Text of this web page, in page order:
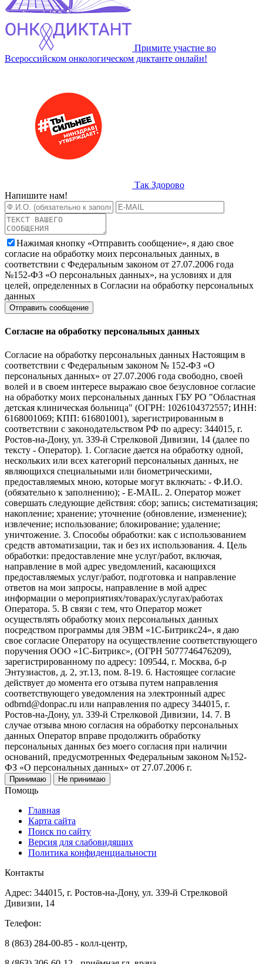
Примите участие во
Всероссийском онкологическом диктанте онлайн!
Так Здорово
Напишите нам!
Нажимая кнопку «Отправить сообщение», я даю свое
согласие на обработку моих персональных данных, в
соответствии с Федеральным законом от 27.07.2006 года
№152-ФЗ «О персональных данных», на условиях и для
целей, определенных в Согласии на обработку персональных
данных
Согласие на обработку персональных данных
Согласие на обработку персональных данных Настоящим в
соответствии с Федеральным законом № 152-ФЗ «О
персональных данных» от 27.07.2006 года свободно, своей
волей и в своем интересе выражаю свое безусловное согласие
на обработку моих персональных данных ГБУ РО "Областная
детская клиническая больница" (ОГРН: 1026104372557; ИНН:
6168001069; КПП: 616801001), зарегистрированным в
соответствии с законодательством РФ по адресу: 344015, г.
Ростов-на-Дону, ул. 339-й Стрелковой Дивизии, 14 (далее по
тексту - Оператор). 1. Согласие дается на обработку одной,
нескольких или всех категорий персональных данных, не
являющихся специальными или биометрическими,
предоставляемых мною, которые могут включать: - Ф.И.О.
(обязательно к заполнению); - E-MAIL. 2. Оператор может
совершать следующие действия: сбор; запись; систематизация;
накопление; хранение; уточнение (обновление, изменение);
извлечение; использование; блокирование; удаление;
уничтожение. 3. Способы обработки: как с использованием
средств автоматизации, так и без их использования. 4. Цель
обработки: предоставление мне услуг/работ, включая,
направление в мой адрес уведомлений, касающихся
предоставляемых услуг/работ, подготовка и направление
ответов на мои запросы, направление в мой адрес
информации о мероприятиях/товарах/услугах/работах
Оператора. 5. В связи с тем, что Оператор может
осуществлять обработку моих персональных данных
посредством программы для ЭВМ «1С-Битрикс24», я даю
свое согласие Оператору на осуществление соответствующего
поручения ООО «1С-Битрикс», (ОГРН 5077746476209),
зарегистрированному по адресу: 109544, г. Москва, б-р
Энтузиастов, д. 2, эт.13, пом. 8-19. 6. Настоящее согласие
действует до момента его отзыва путем направления
соответствующего уведомления на электронный адрес
odbrnd@donpac.ru или направления по адресу 344015, г.
Ростов-на-Дону, ул. 339-й Стрелковой Дивизии, 14. 7. В
случае отзыва мною согласия на обработку персональных
данных Оператор вправе продолжить обработку
персональных данных без моего согласия при наличии
оснований, предусмотренных Федеральным законом №152-
ФЗ «О персональных данных» от 27.07.2006 г.
Принимаю Не принимаю
Помощь
Главная
Карта сайта
Поиск по сайту
Версия для слабовидящих
Политика конфиденциальности
Контакты
Адрес: 344015, г. Ростов-на-Дону, ул. 339-й Стрелковой
Дивизии, 14
Телефон:
8 (863) 284-00-85 - колл-центр,